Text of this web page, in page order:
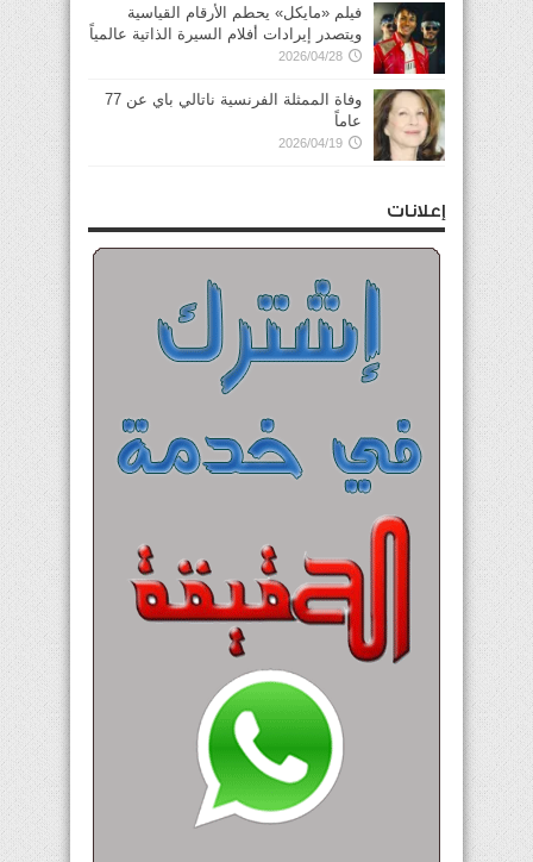
فيلم «مايكل» يحطم الأرقام القياسية
ويتصدر إيرادات أفلام السيرة الذاتية عالمياً
2026/04/28
وفاة الممثلة الفرنسية ناتالي باي عن 77
عاماً
2026/04/19
إعلانات